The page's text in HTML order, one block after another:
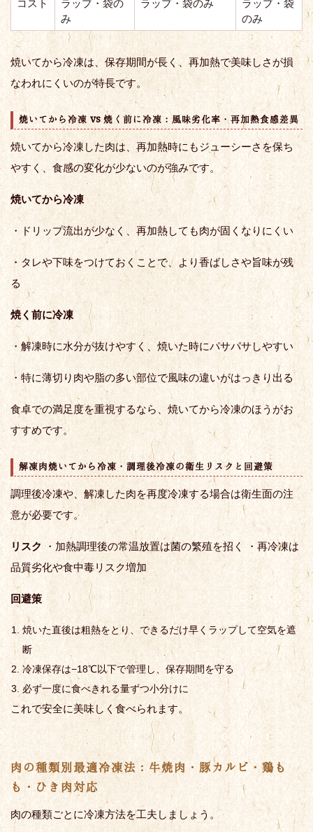
コスト
ラップ・袋の
み
ラップ・袋のみ
ラップ・袋
のみ
焼いてから冷凍は、保存期間が長く、再加熱で美味しさが損
なわれにくいのが特長です。
焼いてから冷凍 vs 焼く前に冷凍：風味劣化率・再加熱食感差異
焼いてから冷凍した肉は、再加熱時にもジューシーさを保ち
やすく、食感の変化が少ないのが強みです。
焼いてから冷凍
・ドリップ流出が少なく、再加熱しても肉が固くなりにくい
・タレや下味をつけておくことで、より香ばしさや旨味が残
る
焼く前に冷凍
・解凍時に水分が抜けやすく、焼いた時にパサパサしやすい
・特に薄切り肉や脂の多い部位で風味の違いがはっきり出る
食卓での満足度を重視するなら、焼いてから冷凍のほうがお
すすめです。
解凍肉焼いてから冷凍・調理後冷凍の衛生リスクと回避策
調理後冷凍や、解凍した肉を再度冷凍する場合は衛生面の注
意が必要です。
リスク ・加熱調理後の常温放置は菌の繁殖を招く ・再冷凍は
品質劣化や食中毒リスク増加
回避策
焼いた直後は粗熱をとり、できるだけ早くラップして空気を遮
断
冷凍保存は−18℃以下で管理し、保存期間を守る
必ず一度に食べきれる量ずつ小分けに
これで安全に美味しく食べられます。
肉の種類別最適冷凍法：牛焼肉・豚カルビ・鶏も
も・ひき肉対応
肉の種類ごとに冷凍方法を工夫しましょう。